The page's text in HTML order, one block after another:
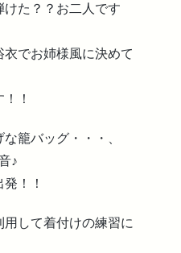
た？？お二人です
でお姉様風に決めて
！
籠バッグ・・・、
♪
！！
して着付けの練習に